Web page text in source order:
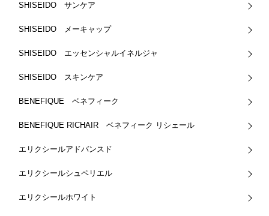
SHISEIDO サンケア
SHISEIDO メーキャップ
SHISEIDO エッセンシャルイネルジャ
SHISEIDO スキンケア
BENEFIQUE ベネフィーク
BENEFIQUE RICHAIR ベネフィーク リシェール
エリクシールアドバンスド
エリクシールシュペリエル
エリクシールホワイト